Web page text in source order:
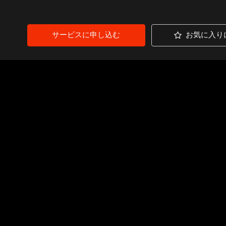
サービスに申し込む お気に入り